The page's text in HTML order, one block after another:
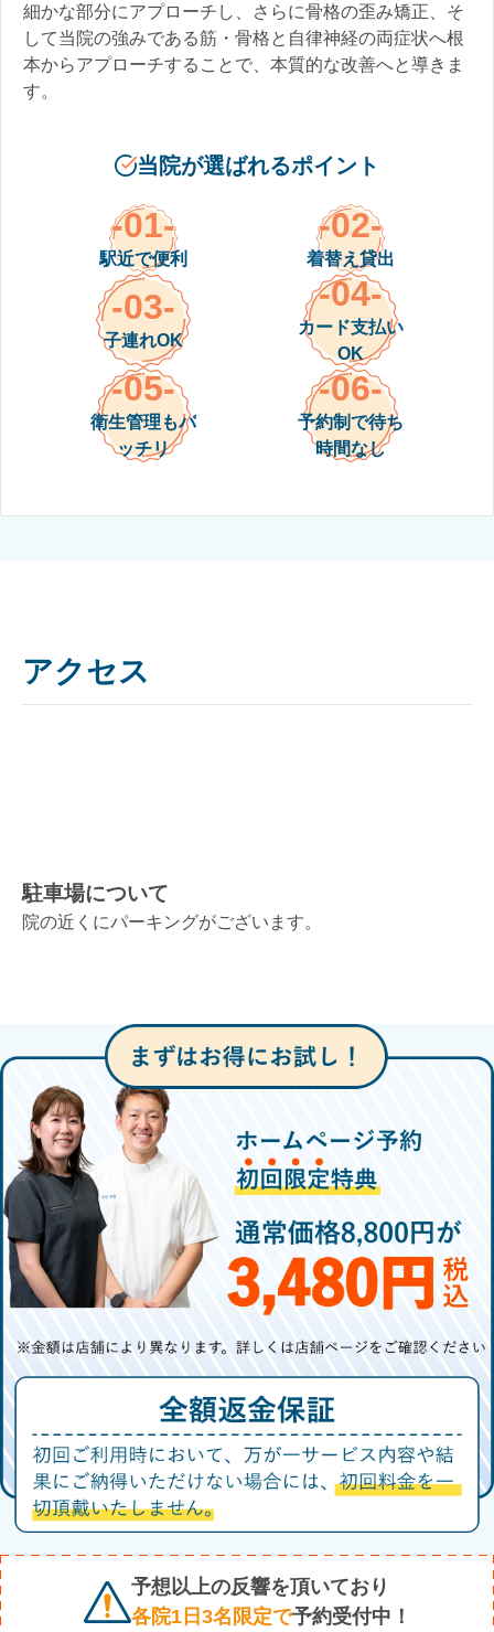
細かな部分にアプローチし、さらに骨格の歪み矯正、そ
して当院の強みである筋・骨格と自律神経の両症状へ根
本からアプローチすることで、本質的な改善へと導きま
す。
当院が選ばれるポイント
-01-
駅近で便利
-02-
着替え貸出
-03-
子連れOK
-04-
カード支払い
OK
-05-
衛生管理もバ
ッチリ
-06-
予約制で待ち
時間なし
アクセス
駐車場について
院の近くにパーキングがございます。
予想以上の反響を頂いており
各院1日3名限定で予約受付中！